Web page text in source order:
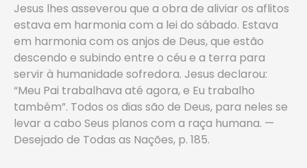
Jesus lhes asseverou que a obra de aliviar os aflitos
estava em harmonia com a lei do sábado. Estava
em harmonia com os anjos de Deus, que estão
descendo e subindo entre o céu e a terra para
servir à humanidade sofredora. Jesus declarou:
“Meu Pai trabalhava até agora, e Eu trabalho
também”. Todos os dias são de Deus, para neles se
levar a cabo Seus planos com a raça humana. —
Desejado de Todas as Nações, p. 185.